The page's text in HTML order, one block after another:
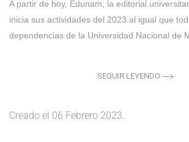
A partir de hoy, Edunam, la editorial
inicia sus actividades del 2023 al igual que
dependencias de la Universidad Nacional de
SEGUIR LEYENDO
Creado el 06 Febrero 2023.